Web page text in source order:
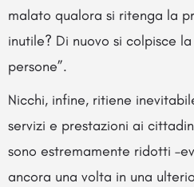
malato qualora si ritenga la
inutile? Di nuovo si colpisce
persone”.
Nicchi, infine, ritiene
servizi e prestazioni ai
sono estremamente ridotti
ancora una volta in una